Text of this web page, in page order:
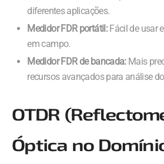
diferentes aplicações.
Medidor FDR portátil:Fácil de usar
em campo.
Medidor FDR de bancada:Mais
recursos avançados para análise
OTDR
Óptica no